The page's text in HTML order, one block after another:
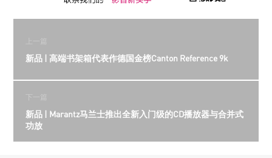
上一篇
新品 | 高端书架箱代表作德国金榜Canton Reference 9k
下一篇
新品 | Marantz马兰士推出全新入门级的CD播放器与合并式
功放